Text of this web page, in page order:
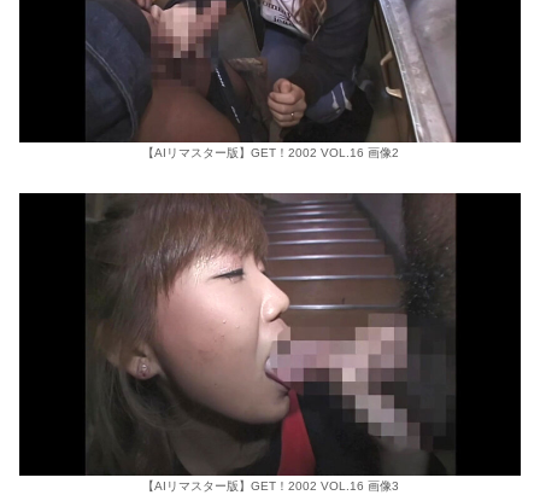
【AIリマスター版】GET！2002 VOL.16 画像2
【AIリマスター版】GET！2002 VOL.16 画像3